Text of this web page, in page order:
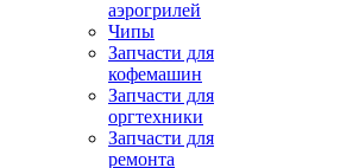
аэрогрилей
Чипы
Запчасти для
кофемашин
Запчасти для
оргтехники
Запчасти для
ремонта